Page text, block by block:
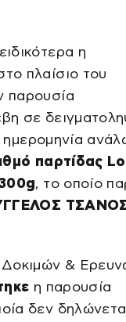
η
πλαίσιο του
παρουσία
σε
ημερομηνία
παρτίδας
, το οποίο
Δοκιμών &
η παρουσία
δεν